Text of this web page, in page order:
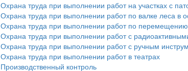
Охрана труда при выполнении работ на участках с
Охрана труда при выполнении работ по валке леса в
Охрана труда при выполнении работ по перемещению
Охрана труда при выполнении работ с
Охрана труда при выполнении работ с ручным
Охрана труда при выполнении работ в театрах
Производственный контроль